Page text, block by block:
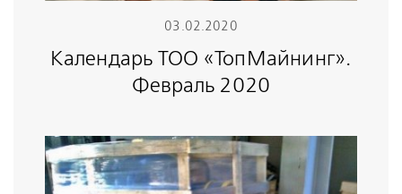
03.02.2020
Календарь ТОО «ТопМайнинг».
Февраль 2020